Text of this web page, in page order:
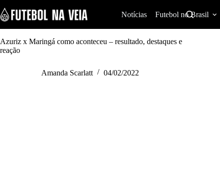
k
i
p
o
Notícias Futebol no Brasil
Azuriz x Maringá como aconteceu – resultado, destaques e
reação
Amanda Scarlatt 04/02/2022